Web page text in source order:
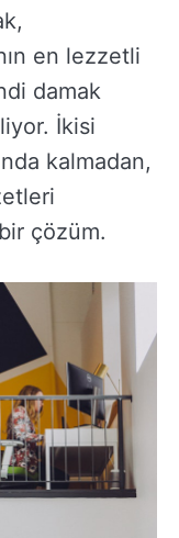
en lezzetli
damak
İkisi
kalmadan,
çözüm.